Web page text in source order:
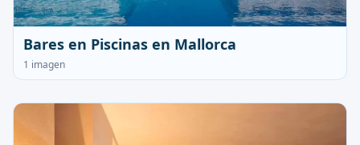
Bares en Piscinas en Mallorca
1 imagen